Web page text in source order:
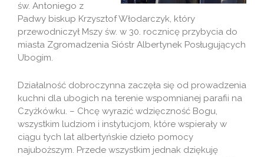
św. Antoniego z
Padwy biskup Krzysztof Włodarczyk, który
przewodniczył Mszy św. w 30. rocznicę przybycia do
miasta Zgromadzenia Sióstr Albertynek Posługujących
Ubogim.
Działalność dobroczynna zaczęła się od prowadzenia
kuchni dla ubogich na terenie wspomnianej parafii na
Czyżkówku. – Chcę wyrazić wdzięczność Bogu,
wszystkim ludziom i instytucjom, które wspierały w
ciągu tych lat albertyńskie dzieło pomocy
najuboższym. Przede wszystkim jednak dziękuję